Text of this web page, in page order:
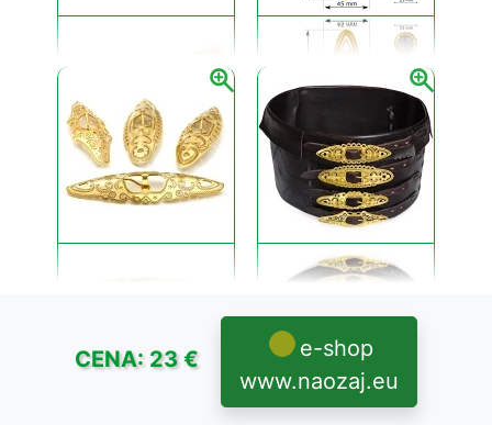
CENA: 23 €
e-shop
www.naozaj.eu